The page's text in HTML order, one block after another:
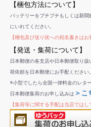
【梱包方法について】
バッテリーをプチプチもしくは新
にいれてください。
【梱包及び送り状への宛名書きは
【発送・集荷について】
日本郵便の各支店や日本郵便取り
荷依頼を日本郵便にお手配ください。
※小型でしたら全国一律料金のレタ
日本郵便集荷のお申し込みは ＞こ
【集荷等に関する手配は当店ではし